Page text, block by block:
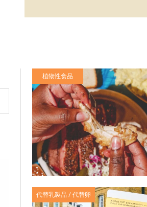
植物性食品
代替乳製品 / 代替卵